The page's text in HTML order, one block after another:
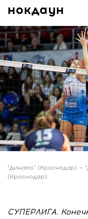
нокдаун
"Динамо" (Краснодар) —
(Краснодар).
СУПЕРЛИГА.